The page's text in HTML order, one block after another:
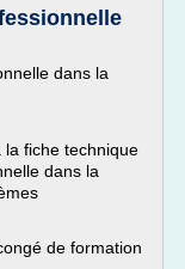
dans la
la fiche technique
dans la
de formation